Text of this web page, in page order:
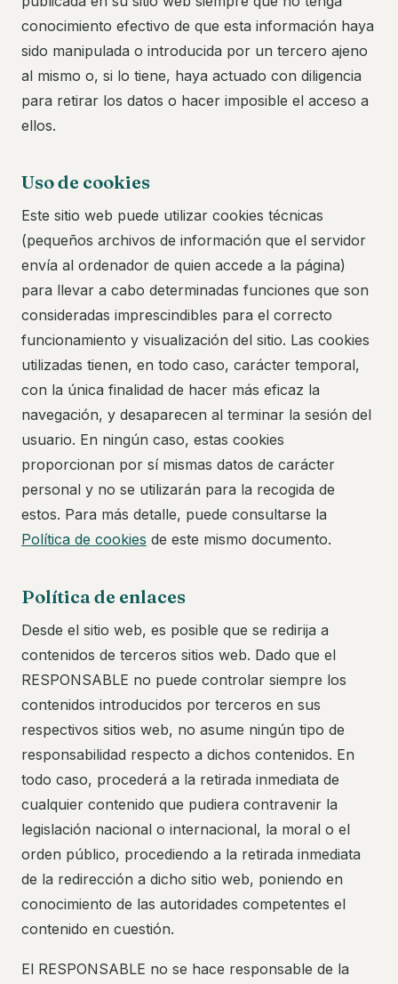
conocimiento efectivo de que esta información haya
sido manipulada o introducida por un tercero ajeno
al mismo o, si lo tiene, haya actuado con diligencia
para retirar los datos o hacer imposible el acceso a
ellos.
Uso de cookies
Este sitio web puede utilizar cookies técnicas
(pequeños archivos de información que el servidor
envía al ordenador de quien accede a la página)
para llevar a cabo determinadas funciones que son
consideradas imprescindibles para el correcto
funcionamiento y visualización del sitio. Las cookies
utilizadas tienen, en todo caso, carácter temporal,
con la única finalidad de hacer más eficaz la
navegación, y desaparecen al terminar la sesión del
usuario. En ningún caso, estas cookies
proporcionan por sí mismas datos de carácter
personal y no se utilizarán para la recogida de
estos. Para más detalle, puede consultarse la
Política de cookies de este mismo documento.
Política de enlaces
Desde el sitio web, es posible que se redirija a
contenidos de terceros sitios web. Dado que el
RESPONSABLE no puede controlar siempre los
contenidos introducidos por terceros en sus
respectivos sitios web, no asume ningún tipo de
responsabilidad respecto a dichos contenidos. En
todo caso, procederá a la retirada inmediata de
cualquier contenido que pudiera contravenir la
legislación nacional o internacional, la moral o el
orden público, procediendo a la retirada inmediata
de la redirección a dicho sitio web, poniendo en
conocimiento de las autoridades competentes el
contenido en cuestión.
El RESPONSABLE no se hace responsable de la